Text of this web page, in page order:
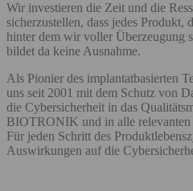
Wir investieren die Zeit und die
sicherzustellen, dass jedes Produkt,
hinter dem wir voller Überzeugung
bildet da keine Ausnahme.
Als Pionier des implantatbasierten
uns seit 2001 mit dem Schutz von
die Cybersicherheit in das
BIOTRONIK und in alle relevanten
Für jeden Schritt des
Auswirkungen auf die